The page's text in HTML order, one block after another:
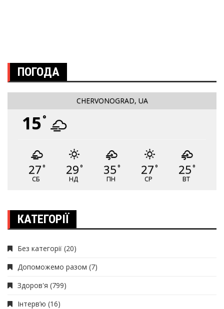
ПОГОДА
CHERVONOGRAD, UA
15°
27°
СБ
29°
НД
35°
ПН
27°
СР
25°
ВТ
КАТЕГОРІЇ
Без категорії (20)
Допоможемо разом (7)
Здоров'я (799)
Інтерв’ю (16)